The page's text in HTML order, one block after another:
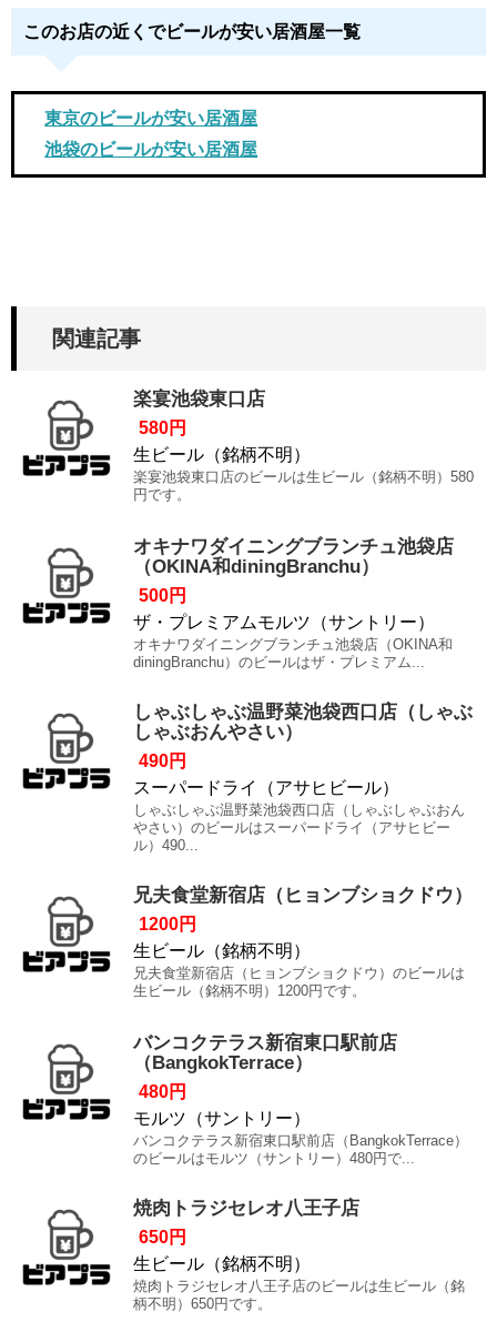
このお店の近くでビールが安い居酒屋一覧
東京のビールが安い居酒屋
池袋のビールが安い居酒屋
関連記事
楽宴池袋東口店
580円
生ビール（銘柄不明）
楽宴池袋東口店のビールは生ビール（銘柄不明）580
円です。
オキナワダイニングブランチュ池袋店
（OKINA和diningBranchu）
500円
ザ・プレミアムモルツ（サントリー）
オキナワダイニングブランチュ池袋店（OKINA和
diningBranchu）のビールはザ・プレミアム...
しゃぶしゃぶ温野菜池袋西口店（しゃぶ
しゃぶおんやさい）
490円
スーパードライ（アサヒビール）
しゃぶしゃぶ温野菜池袋西口店（しゃぶしゃぶおん
やさい）のビールはスーパードライ（アサヒビー
ル）490...
兄夫食堂新宿店（ヒョンブショクドウ）
1200円
生ビール（銘柄不明）
兄夫食堂新宿店（ヒョンブショクドウ）のビールは
生ビール（銘柄不明）1200円です。
バンコクテラス新宿東口駅前店
（BangkokTerrace）
480円
モルツ（サントリー）
バンコクテラス新宿東口駅前店（BangkokTerrace）
のビールはモルツ（サントリー）480円で...
焼肉トラジセレオ八王子店
650円
生ビール（銘柄不明）
焼肉トラジセレオ八王子店のビールは生ビール（銘
柄不明）650円です。